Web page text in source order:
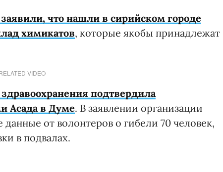
что нашли в сирийском городе
химикатов, которые якобы принадлежат
VIDEO
подтвердила
Асада в Думе. В заявлении организации
от волонтеров о гибели 70 человек,
в подвалах.